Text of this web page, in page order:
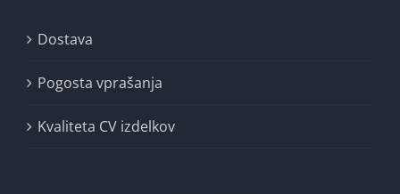
Dostava
Pogosta vprašanja
Kvaliteta CV izdelkov